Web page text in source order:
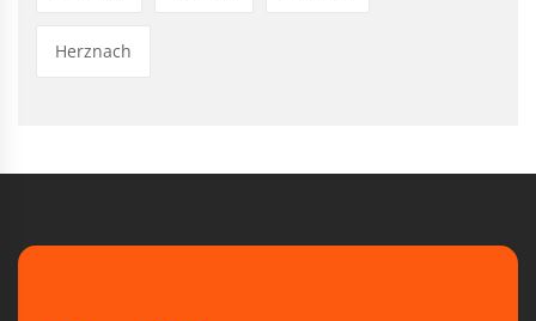
Herznach